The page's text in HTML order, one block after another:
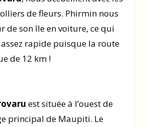
de fleurs. Phirmin nous
de son île en voiture, ce qui
rapide puisque la route
de 12 km !
est située à l’ouest de
principal de Maupiti. Le